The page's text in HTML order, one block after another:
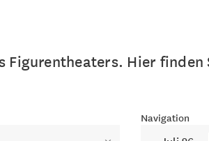
Hier finden
Navigation